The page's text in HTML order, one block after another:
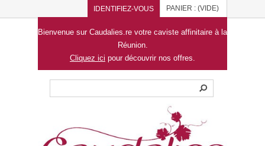
IDENTIFIEZ-VOUS PANIER : (VIDE)
Bienvenue sur Caudalies.re votre caviste affinitaire à la
Réunion.
Cliquez ici pour découvrir nos offres.